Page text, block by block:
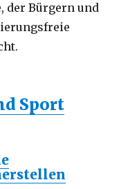
der Bürgern und
Sport